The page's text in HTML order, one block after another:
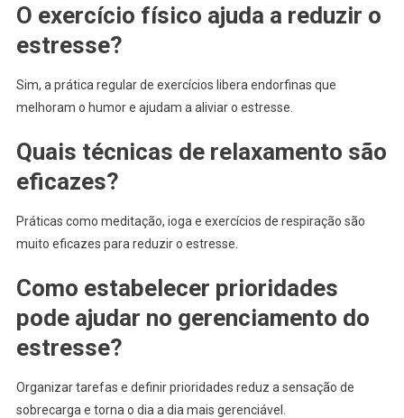
O exercício físico ajuda a reduzir o
estresse?
Sim, a prática regular de exercícios libera endorfinas que
melhoram o humor e ajudam a aliviar o estresse.
Quais técnicas de relaxamento são
eficazes?
Práticas como meditação, ioga e exercícios de respiração são
muito eficazes para reduzir o estresse.
Como estabelecer prioridades
pode ajudar no gerenciamento do
estresse?
Organizar tarefas e definir prioridades reduz a sensação de
sobrecarga e torna o dia a dia mais gerenciável.